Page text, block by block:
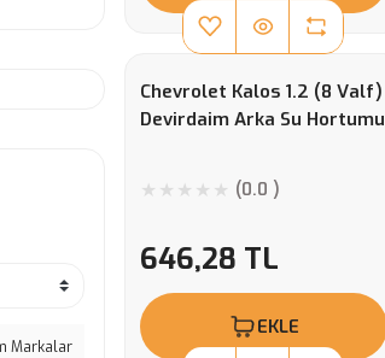
Markalar
Chevrolet Kalos 1.2 (8 Valf)
Devirdaim Arka Su Hortumu
(0.0 )
646,28 TL
EKLE